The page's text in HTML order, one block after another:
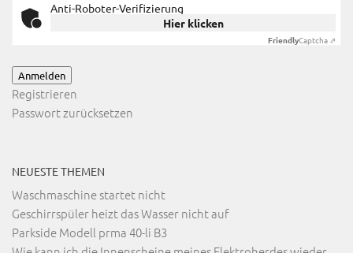
Anti-Roboter-Verifizierung
Hier klicken
FriendlyCaptcha ⇗
Anmelden
Registrieren
Passwort zurücksetzen
NEUESTE THEMEN
Waschmaschine startet nicht
Geschirrspüler heizt das Wasser nicht auf
Parkside Modell prma 40-li B3